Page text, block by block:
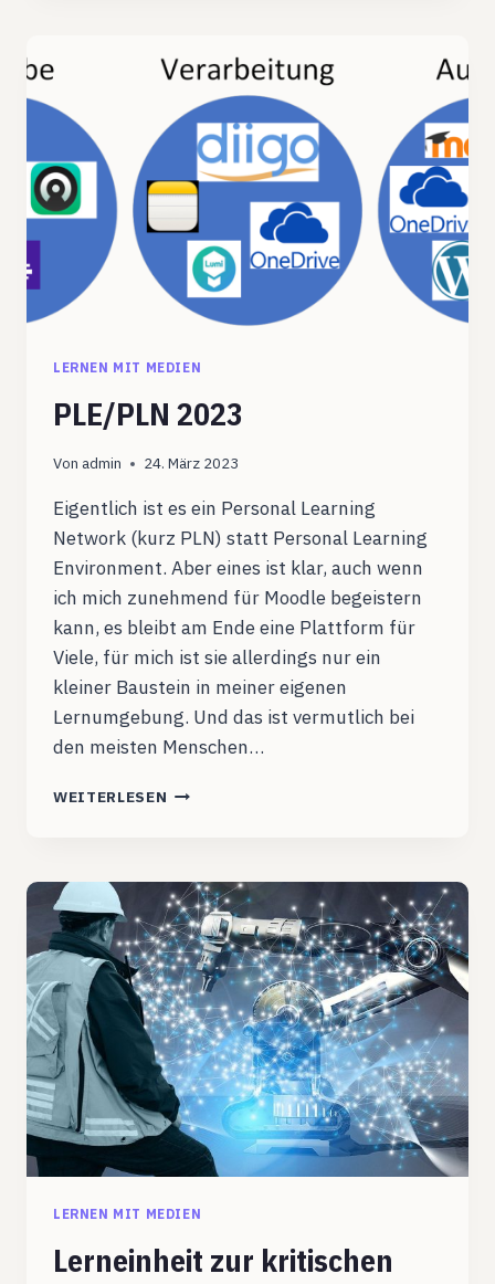
LERNEN MIT MEDIEN
PLE/PLN 2023
Von admin 24. März 2023
Eigentlich ist es ein Personal Learning
Network (kurz PLN) statt Personal Learning
Environment. Aber eines ist klar, auch wenn
ich mich zunehmend für Moodle begeistern
kann, es bleibt am Ende eine Plattform für
Viele, für mich ist sie allerdings nur ein
kleiner Baustein in meiner eigenen
Lernumgebung. Und das ist vermutlich bei
den meisten Menschen…
WEITERLESEN PLE/PLN
LERNEN MIT MEDIEN
Lerneinheit zur kritischen